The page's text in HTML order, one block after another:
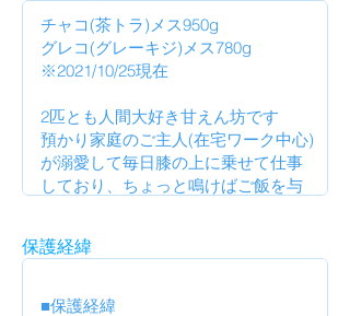
保護経緯